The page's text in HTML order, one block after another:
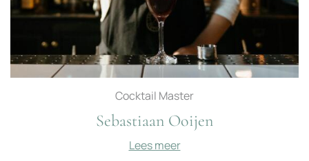
Cocktail Master
Sebastiaan Ooijen
Lees meer